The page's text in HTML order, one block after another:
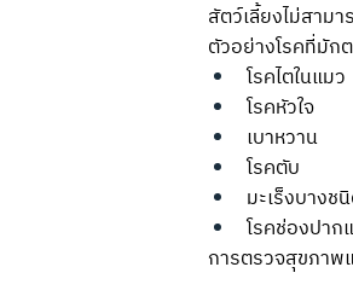
สัตว์เลี้ยงไม่สาม
ตัวอย่างโรคที่มัก
โรคไตในแมว
โรคหัวใจ
เบาหวาน
โรคตับ
มะเร็งบางช
โรคช่องปาก
การตรวจสุขภาพ